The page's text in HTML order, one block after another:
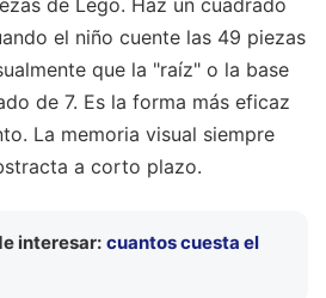
de Lego. Haz un cuadrado
el niño cuente las 49 piezas
que la "raíz" o la base
de 7. Es la forma más eficaz
La memoria visual siempre
a corto plazo.
interesar: cuantos cuesta el